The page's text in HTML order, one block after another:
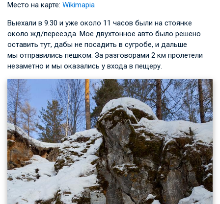
Место на карте: Wikimapia
Выехали в 9.30 и уже около 11 часов были на стоянке
около жд/переезда. Мое двухтонное авто было решено
оставить тут, дабы не посадить в сугробе, и дальше
мы отправились пешком. За разговорами 2 км пролетели
незаметно и мы оказались у входа в пещеру.